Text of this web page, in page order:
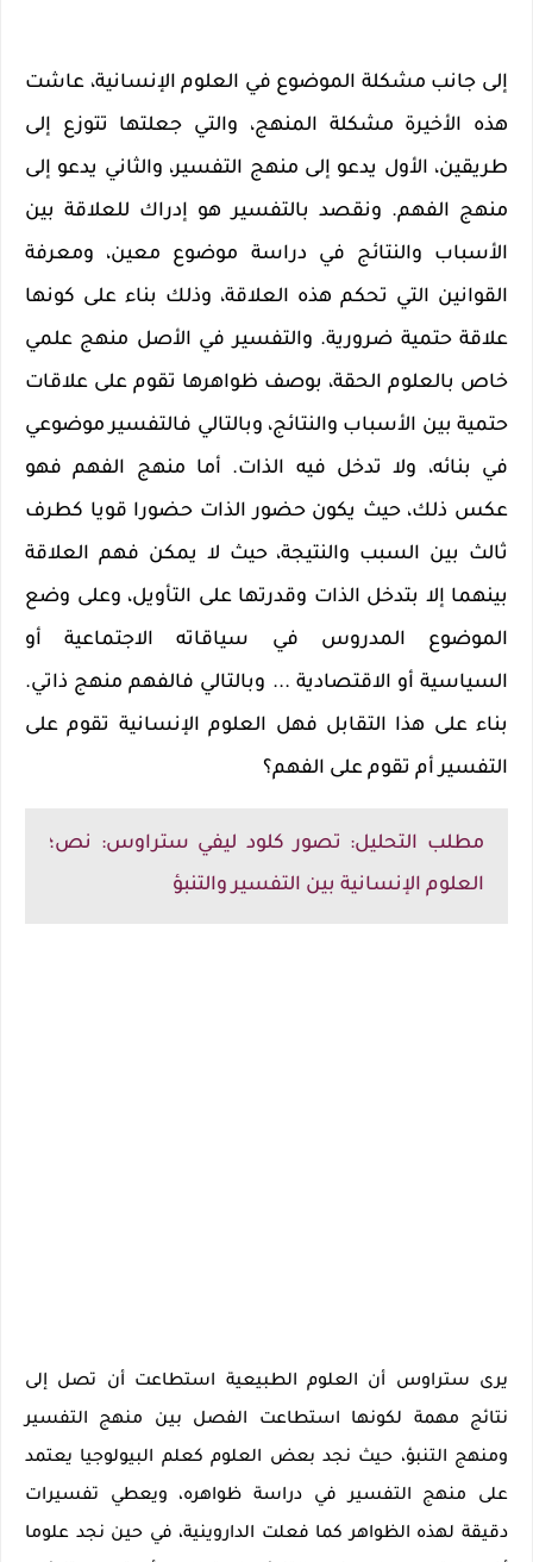
إلى جانب مشكلة الموضوع في العلوم الإنسانية، عاشت
هذه الأخيرة مشكلة المنهج، والتي جعلتها تتوزع إلى
طريقين، الأول يدعو إلى منهج التفسير، والثاني يدعو إلى
منهج الفهم. ونقصد بالتفسير هو إدراك للعلاقة بين
الأسباب والنتائج في دراسة موضوع معين، ومعرفة
القوانين التي تحكم هذه العلاقة، وذلك بناء على كونها
علاقة حتمية ضرورية. والتفسير في الأصل منهج علمي
خاص بالعلوم الحقة، بوصف ظواهرها تقوم على علاقات
حتمية بين الأسباب والنتائج، وبالتالي فالتفسير موضوعي
في بنائه، ولا تدخل فيه الذات. أما منهج الفهم فهو
عكس ذلك، حيث يكون حضور الذات حضورا قويا كطرف
ثالث بين السبب والنتيجة، حيث لا يمكن فهم العلاقة
بينهما إلا بتدخل الذات وقدرتها على التأويل، وعلى وضع
الموضوع المدروس في سياقاته الاجتماعية أو
السياسية أو الاقتصادية ... وبالتالي فالفهم منهج ذاتي.
بناء على هذا التقابل فهل العلوم الإنسانية تقوم على
التفسير أم تقوم على الفهم؟
مطلب التحليل: تصور كلود ليفي ستراوس: نص؛
العلوم الإنسانية بين التفسير والتنبؤ
يرى ستراوس أن العلوم الطبيعية استطاعت أن تصل إلى
نتائج مهمة لكونها استطاعت الفصل بين منهج التفسير
ومنهج التنبؤ، حيث نجد بعض العلوم كعلم البيولوجيا يعتمد
على منهج التفسير في دراسة ظواهره، ويعطي تفسيرات
دقيقة لهذه الظواهر كما فعلت الداروينية، في حين نجد علوما